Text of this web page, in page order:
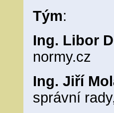
Tým:
Ing. Libor
normy.cz
Ing. Jiří
správní